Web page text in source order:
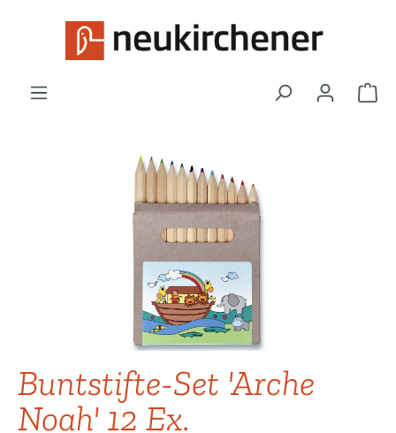
Zum Hauptinhalt springen
Bildergalerie überspringen
Buntstifte-Set 'Arche
Noah' 12 Ex.